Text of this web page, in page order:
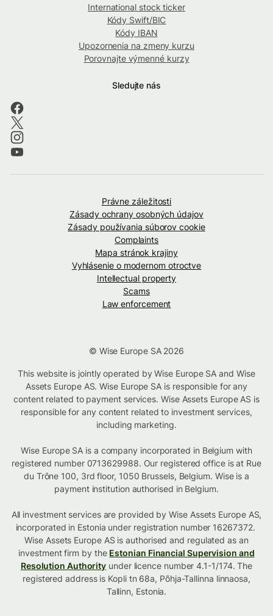
International stock ticker
Kódy Swift/BIC
Kódy IBAN
Upozornenia na zmeny kurzu
Porovnajte výmenné kurzy
Sledujte nás
Právne záležitosti
Zásady ochrany osobných údajov
Zásady používania súborov cookie
Complaints
Mapa stránok krajiny
Vyhlásenie o modernom otroctve
Intellectual property
Scams
Law enforcement
© Wise Europe SA 2026
This website is jointly operated by Wise Europe SA and Wise
Assets Europe AS. Wise Europe SA is responsible for any
content related to payment services. Wise Assets Europe AS is
responsible for any content related to investment services,
including marketing.
Wise Europe SA is a company incorporated in Belgium with
registered number 0713629988. Our registered office is at Rue
du Trône 100, 3rd floor, 1050 Brussels, Belgium. Wise is a
payment institution authorised in Belgium.
All investment services are provided by Wise Assets Europe AS,
incorporated in Estonia under registration number 16267372.
Wise Assets Europe AS is authorised and regulated as an
investment firm by the Estonian Financial Supervision and
Resolution Authority under licence number 4.1-1/174. The
registered address is Kopli tn 68a, Põhja-Tallinna linnaosa,
Tallinn, Estonia.